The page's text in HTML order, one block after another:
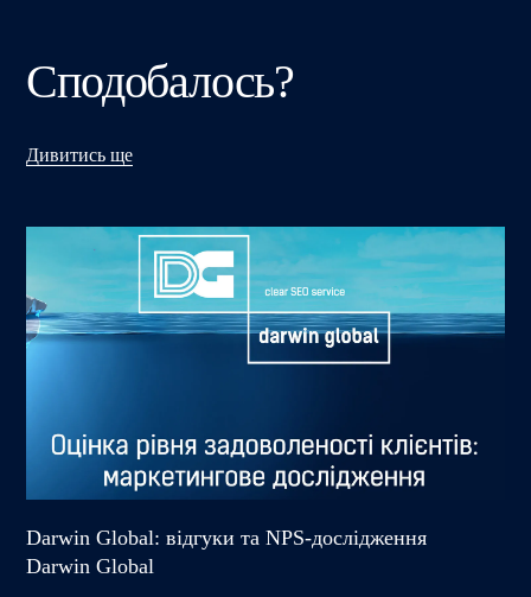
Сподобалось?
Дивитись ще
Darwin Global: відгуки та NPS-дослідження
Darwin Global